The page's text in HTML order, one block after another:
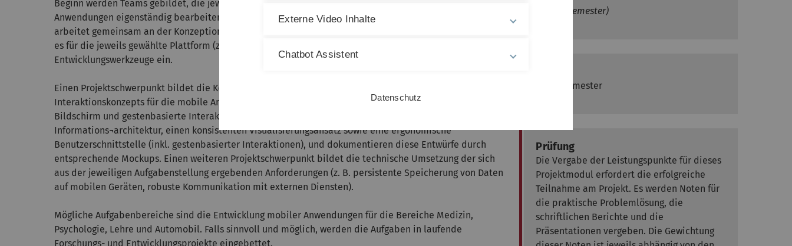
Beginn werden Teams gebildet, die jeweils eine anspruchsvolle Aufgabenstellung im Bereich mobiler
Anwendungen eigenständig bearbeiten. Jedes Team bleibt über das gesamte Projekt zusammen und
arbeitet gemeinsam an der Konzeption, Entwicklung und Evaluation der mobilen Anwendung. Dazu setzt
es für die jeweils gewählte Plattform (z.B. iOS, Android) geeignete Technologien, Methoden und
Entwicklungswerkzeuge ein.
Einen Projektschwerpunkt bildet die Konzeption und Umsetzung eines ansprechenden
Interaktionskonzepts für die mobile Anwendung, unter Beachtung typsicher Charakteristika (z.B. kleiner
Bildschirm und gestenbasierte Interaktion). Dazu entwerfen die Teams eine logische
Informations¬architektur, einen konsistenten Visualisierungsansatz sowie eine ergonomische
Benutzerschnittstelle (inkl. gestenbasierter Interaktionen), und dokumentieren diese Entwürfe durch
entsprechende Mockups. Einen weiteren Projektschwerpunkt bildet die technische Umsetzung der sich
aus der jeweiligen Aufgabenstellung ergebenden Anforderungen (z. B. persistente Speicherung von Daten
auf mobilen Geräten, robuste Kommunikation mit externen Diensten).
Mögliche Aufgabenbereiche sind die Entwicklung mobiler Anwendungen für die Bereiche Medizin,
Psychologie, Lehre und Automobil. Falls sinnvoll und möglich, werden die Aufgaben in laufende
Forschungs- und Entwicklungsprojekte eingebettet.
(über 2 Semester)
Jedes Semester
Prüfung
Die Vergabe der Leistungspunkte für dieses
Projektmodul erfordert die erfolgreiche
Teilnahme am Projekt. Es werden Noten für
die praktische Problemlösung, die
schriftlichen Berichte und die
Präsentationen vergeben. Die Gewichtung
Externe Video Inhalte
Chatbot Assistent
Datenschutz